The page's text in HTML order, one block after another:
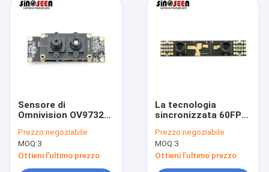
Sensore di
Omnivision OV9732
telecamera CCD di
1MP Dual Lens
Stereo 3D
Prezzo:negoziabile
MOQ:3
Ottieni l'ultimo prezzo
La tecnologia
sincronizzata 60FPS
stereotipia del
modulo 2.5MP 3D
della macchina
fotografica della
Prezzo:negoziabile
MOQ:3
Ottieni l'ultimo prezzo